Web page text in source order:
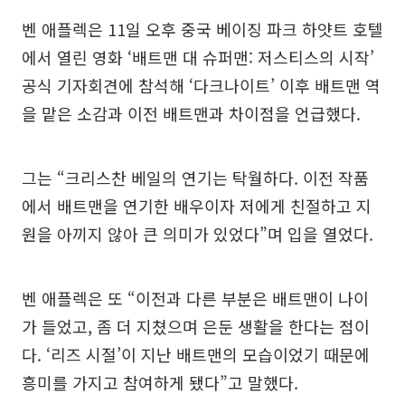
벤 애플렉은 11일 오후 중국 베이징 파크 하얏트 호텔
에서 열린 영화 ‘배트맨 대 슈퍼맨: 저스티스의 시작’
공식 기자회견에 참석해 ‘다크나이트’ 이후 배트맨 역
을 맡은 소감과 이전 배트맨과 차이점을 언급했다.
그는 “크리스찬 베일의 연기는 탁월하다. 이전 작품
에서 배트맨을 연기한 배우이자 저에게 친절하고 지
원을 아끼지 않아 큰 의미가 있었다”며 입을 열었다.
벤 애플렉은 또 “이전과 다른 부분은 배트맨이 나이
가 들었고, 좀 더 지쳤으며 은둔 생활을 한다는 점이
다. ‘리즈 시절’이 지난 배트맨의 모습이었기 때문에
흥미를 가지고 참여하게 됐다”고 말했다.